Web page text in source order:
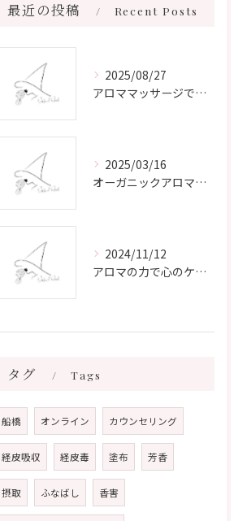
最近の投稿 Recent Posts
2025/08/27
アロママッサージで叶える心身リラックスと健康維持の新習慣ガイド
2025/03/16
オーガニックアロマで心と体を癒す
2024/11/12
アロマの力で心のケアをする方法
タグ Tags
船橋 オンライン カウンセリング
経皮吸収 経皮毒 塗布 芳香
摂取 ふなばし 香害